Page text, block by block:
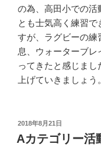
の為、高田小での活
とも士気高く練習で
すが、ラグビーの練
息、ウォーターブ
ってきたと感じま
上げていきましょう。
投
稿
日:
2018年8月21日
Aカテゴリー活